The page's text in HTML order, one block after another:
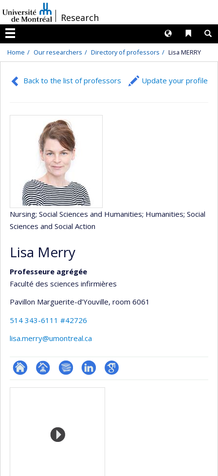
au
contenu
/Research
Menu
Liens
Langues
Home Our researchers Directory of professors Lisa MERRY
Back to the list of professors Update your profile
Nursing; Social Sciences and Humanities; Humanities; Social
Sciences and Social Action
Lisa Merry
Professeure agrégée
Faculté des sciences infirmières
Pavillon Marguerite-d’Youville, room 6061
514 343-6111 #42726
lisa.merry@umontreal.ca
ResearchGate
Page Bibliographie
LinkedInGoogle
Media